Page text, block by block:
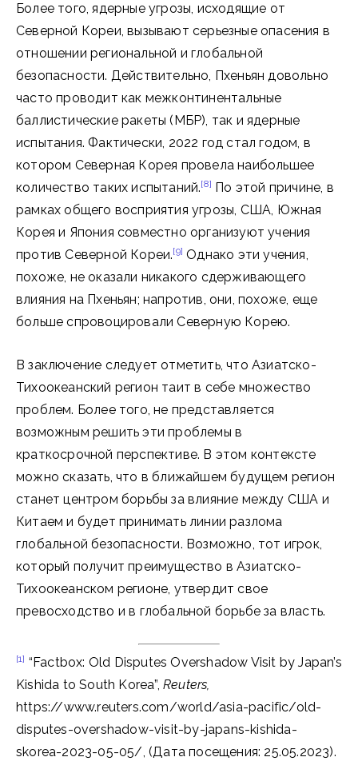
Более того, ядерные угрозы, исходящие от
Северной Кореи, вызывают серьезные опасения в
отношении региональной и глобальной
безопасности. Действительно, Пхеньян довольно
часто проводит как межконтинентальные
баллистические ракеты (МБР), так и ядерные
испытания. Фактически, 2022 год стал годом, в
котором Северная Корея провела наибольшее
количество таких испытаний.[8] По этой причине, в
рамках общего восприятия угрозы, США, Южная
Корея и Япония совместно организуют учения
против Северной Кореи.[9] Однако эти учения,
похоже, не оказали никакого сдерживающего
влияния на Пхеньян; напротив, они, похоже, еще
больше спровоцировали Северную Корею.
В заключение следует отметить, что Азиатско-
Тихоокеанский регион таит в себе множество
проблем. Более того, не представляется
возможным решить эти проблемы в
краткосрочной перспективе. В этом контексте
можно сказать, что в ближайшем будущем регион
станет центром борьбы за влияние между США и
Китаем и будет принимать линии разлома
глобальной безопасности. Возможно, тот игрок,
который получит преимущество в Азиатско-
Тихоокеанском регионе, утвердит свое
превосходство и в глобальной борьбе за власть.
[1] “Factbox: Old Disputes Overshadow Visit by Japan’s
Kishida to South Korea”, Reuters,
https://www.reuters.com/world/asia-pacific/old-
disputes-overshadow-visit-by-japans-kishida-
skorea-2023-05-05/, (Дата посещения: 25.05.2023).